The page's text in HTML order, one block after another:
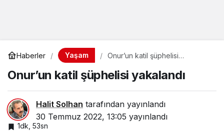
Haberler Yaşam
Onur’un katil şüphelisi
Onur’un katil şüphelisi yakalandı
Halit Solhan tarafından yayınlandı
30 Temmuz 2022, 13:05 yayınlandı
1dk, 53sn